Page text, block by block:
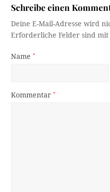
Schreibe einen
Deine E-Mail-Adresse wird
Erforderliche Felder sind
Name*
Kommentar*